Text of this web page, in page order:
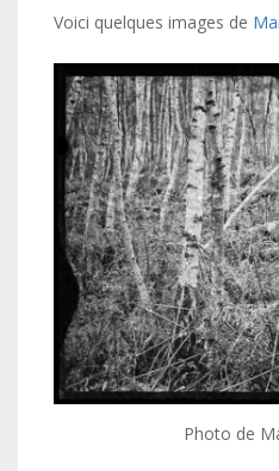
Voici quelques images de
Photo de